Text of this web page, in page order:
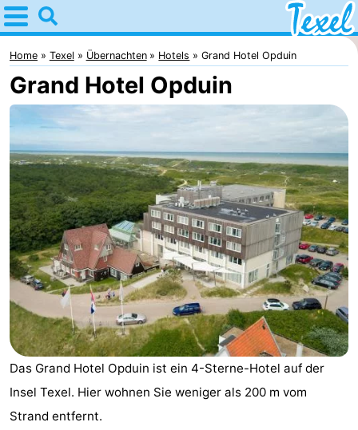
Home
Texel
Tipps
Für
kindern
Dorfer
-
Den
Burg
-
Den
Hoorn
-
De
Cocksdorp
-
De
Koog
-
Oudeschild
-
De
-
Home Texel Übernachten Hotels Grand Hotel Opduin
Grand Hotel Opduin
Das Grand Hotel Opduin ist ein 4-Sterne-Hotel auf der
Insel Texel. Hier wohnen Sie weniger als 200 m vom
Strand entfernt.